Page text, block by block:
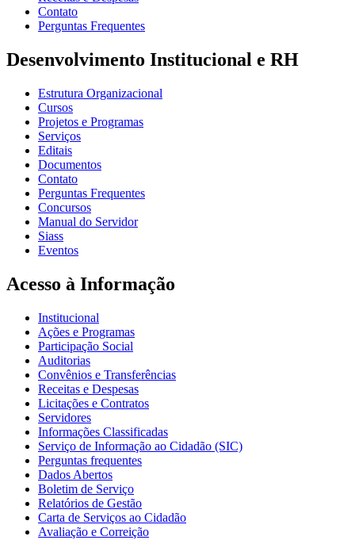
Contato
Perguntas Frequentes
Desenvolvimento Institucional e RH
Estrutura Organizacional
Cursos
Projetos e Programas
Serviços
Editais
Documentos
Contato
Perguntas Frequentes
Concursos
Manual do Servidor
Siass
Eventos
Acesso à Informação
Institucional
Ações e Programas
Participação Social
Auditorias
Convênios e Transferências
Receitas e Despesas
Licitações e Contratos
Servidores
Informações Classificadas
Serviço de Informação ao Cidadão (SIC)
Perguntas frequentes
Dados Abertos
Boletim de Serviço
Relatórios de Gestão
Carta de Serviços ao Cidadão
Avaliação e Correição